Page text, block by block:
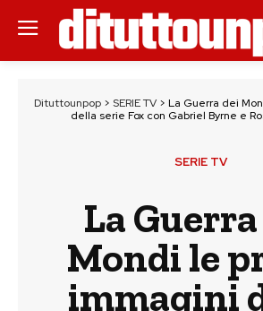
Dituttounpop> SERIE TV> La Guerra dei
della serie Fox con Gabriel Byrne e
SERIE TV
La
Mondi le
immagini